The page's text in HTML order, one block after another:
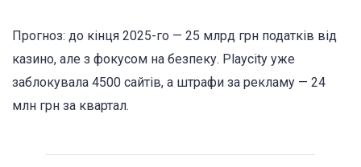
Прогноз: до кінця 2025-го — 25 млрд грн податків від
казино, але з фокусом на безпеку. Playcity уже
заблокувала 4500 сайтів, а штрафи за рекламу — 24
млн грн за квартал.